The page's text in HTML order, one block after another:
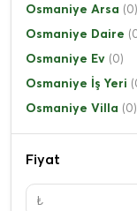
Osmaniye Arsa (0)
Osmaniye Daire
Osmaniye Ev (0)
Osmaniye İş Yeri
Osmaniye Villa (0)
Fiyat